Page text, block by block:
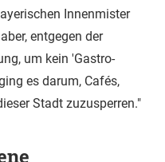
Innenmister
entgegen der
um kein 'Gastro-
es darum, Cafés,
Stadt zuzusperren."